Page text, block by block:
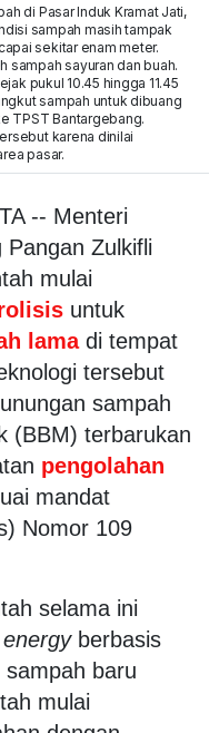
di Pasar Induk Kramat Jati,
sampah masih tampak
sekitar enam meter.
sampah sayuran dan buah.
pukul 10.45 hingga 11.45
sampah untuk dibuang
TPST Bantargebang.
karena dinilai
pasar.
-- Menteri
Zulkifli
mulai
untuk
lama di tempat
tersebut
sampah
(BBM) terbarukan
pengolahan
mandat
Nomor 109
selama ini
berbasis
baru
mulai